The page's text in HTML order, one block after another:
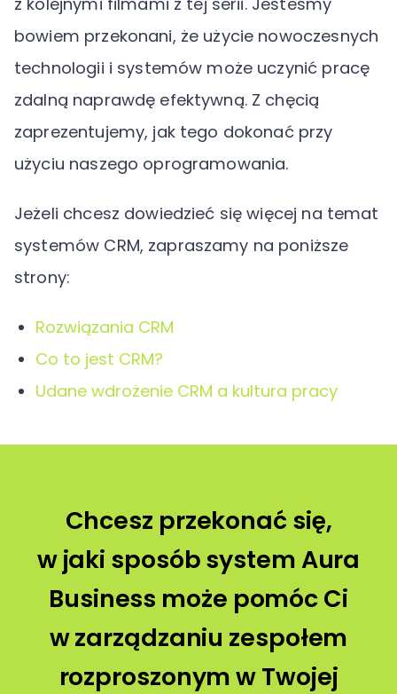
bowiem przekonani, że użycie nowoczesnych
technologii i systemów może uczynić pracę
zdalną naprawdę efektywną. Z chęcią
zaprezentujemy, jak tego dokonać przy
użyciu naszego oprogramowania.
Jeżeli chcesz dowiedzieć się więcej na temat
systemów CRM, zapraszamy na poniższe
strony:
Rozwiązania CRM
Co to jest CRM?
Udane wdrożenie CRM a kultura pracy
Chcesz przekonać się,
w jaki sposób system Aura
Business może pomóc Ci
w zarządzaniu zespołem
rozproszonym w Twojej